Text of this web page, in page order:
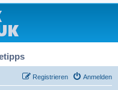
Anmelden
Registrieren